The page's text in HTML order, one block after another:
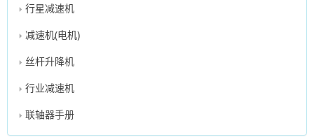
行星减速机
减速机(电机)
丝杆升降机
行业减速机
联轴器手册